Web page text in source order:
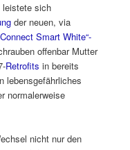
leistete sich
der neuen, via
Smart White“-
offenbar Mutter
Retrofits in bereits
lebensgefährliches
normalerweise
nicht nur den